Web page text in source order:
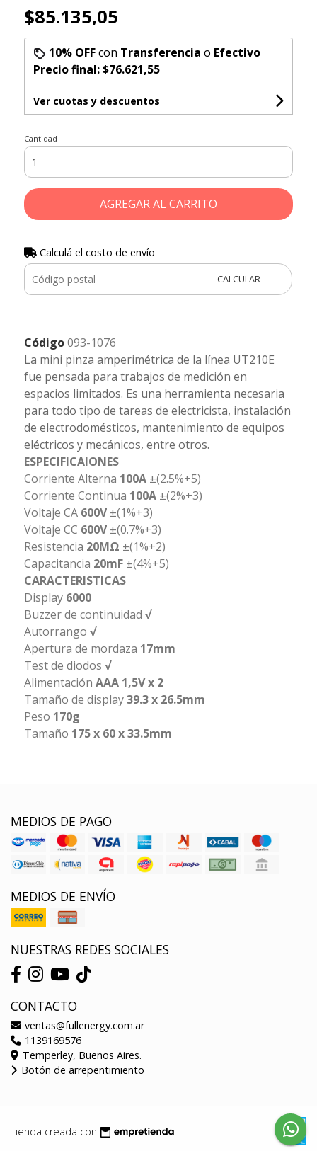
$85.135,05
10% OFFcon Transferencia o Efectivo
Precio final:$76.621,55
Ver cuotas y descuentos
Cantidad
AGREGAR AL CARRITO
Calculá el costo de envío
CALCULAR
Código093-1076
La mini pinza amperimétrica de la línea UT210E
fue pensada para trabajos de medición en
espacios limitados. Es una herramienta necesaria
para todo tipo de tareas de electricista, instalación
de electrodomésticos, mantenimiento de equipos
eléctricos y mecánicos, entre otros.
ESPECIFICAIONES
Corriente Alterna 100A±(2.5%+5)
Corriente Continua 100A±(2%+3)
Voltaje CA 600V±(1%+3)
Voltaje CC 600V±(0.7%+3)
Resistencia 20MΩ ±(1%+2)
Capacitancia 20mF±(4%+5)
CARACTERISTICAS
Display6000
Buzzer de continuidad √
Autorrango √
Apertura de mordaza 17mm
Test de diodos √
Alimentación AAA 1,5V x 2
Tamaño de display39.3 x 26.5mm
Peso 170g
Tamaño 175 x 60 x 33.5mm
MEDIOS DE PAGO
MEDIOS DE ENVÍO
NUESTRAS REDES SOCIALES
CONTACTO
ventas@fullenergy.com.ar
1139169576
Temperley, Buenos Aires.
Botón de arrepentimiento
Tienda creada con